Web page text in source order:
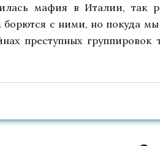
мафия в Италии, так
с ними, но покуда мы
преступных